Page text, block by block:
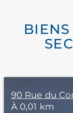
90 Rue du
À 0,01 km